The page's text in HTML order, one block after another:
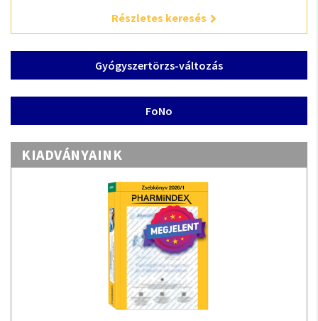
Részletes keresés
Gyógyszertörzs-változás
FoNo
KIADVÁNYAINK